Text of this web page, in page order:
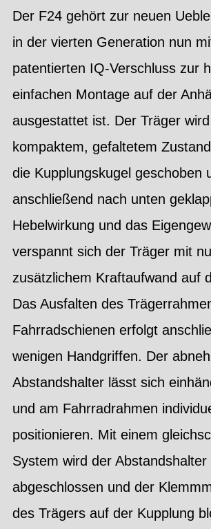
Der F24 gehört zur neuen
in der vierten Generation nun
patentierten IQ-Verschluss zur
einfachen Montage auf der
ausgestattet ist. Der Träger
kompaktem, gefaltetem
die Kupplungskugel geschoben
anschließend nach unten
Hebelwirkung und das
verspannt sich der Träger mit
zusätzlichem Kraftaufwand auf
Das Ausfalten des
Fahrradschienen erfolgt
wenigen Handgriffen. Der
Abstandshalter lässt sich
und am Fahrradrahmen
positionieren. Mit einem
System wird der Abstandshalter
abgeschlossen und der
des Trägers auf der Kupplung